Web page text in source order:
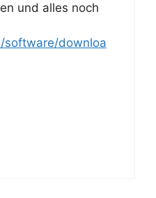
und alles noch
downloa